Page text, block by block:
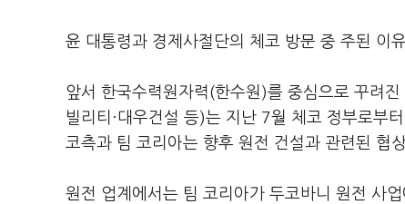
윤 대통령과 경제사절단의 체코 방문 중 주된 이
앞서 한국수력원자력(한수원)를 중심으로 꾸려진
빌리티·대우건설 등)는 지난 7월 체코 정부로부
코측과 팀 코리아는 향후 원전 건설과 관련된 협
원전 업계에서는 팀 코리아가 두코바니 원전 사